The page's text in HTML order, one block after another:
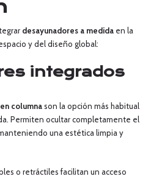
desayunadores a medida en la
y del diseño global:
integrados
columnason la opción más habitual
Permiten ocultar completamente el
una estética limpia y
o retráctiles facilitan un acceso